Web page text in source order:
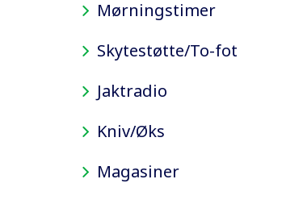
Mørningstimer
Skytestøtte/To-fot
Jaktradio
Kniv/Øks
Magasiner